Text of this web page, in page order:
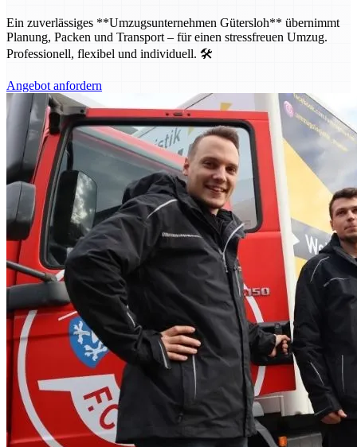
Ein zuverlässiges **Umzugsunternehmen Gütersloh** übernimmt
Planung, Packen und Transport – für einen stressfreuen Umzug.
Professionell, flexibel und individuell. 🛠️
Angebot anfordern